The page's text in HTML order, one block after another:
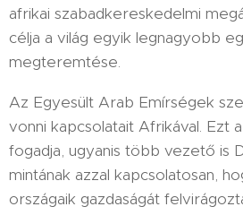
afrikai szabadkereskedelmi
célja a világ egyik legnagyobb
megteremtése.
Az Egyesült Arab Emírségek
vonni kapcsolatait Afrikával. Ezt
fogadja, ugyanis több vezető is
mintának azzal kapcsolatosan,
országaik gazdaságát